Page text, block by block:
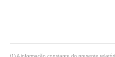
(1) A informação constante do presente